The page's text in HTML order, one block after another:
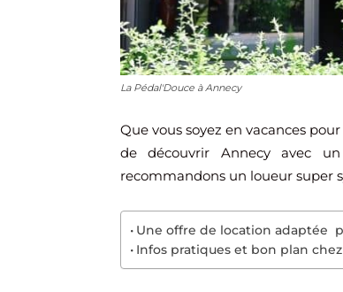
La Pédal'Douce à Annecy
Que vous soyez en vacances
de découvrir Annecy avec
recommandons un loueur super
Une offre de location adaptée
Infos pratiques et bon plan